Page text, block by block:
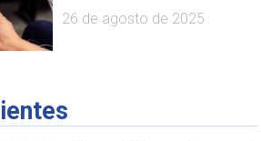
26 de agosto de 2025